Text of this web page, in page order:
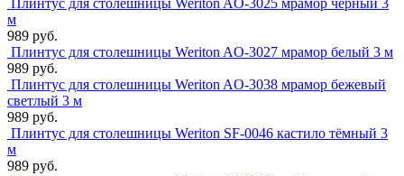
Плинтус для столешницы Weriton AO-3025 мрамор черный 3
м
989 руб.
Плинтус для столешницы Weriton AO-3027 мрамор белый 3 м
989 руб.
Плинтус для столешницы Weriton AO-3038 мрамор бежевый
светлый 3 м
989 руб.
Плинтус для столешницы Weriton SF-0046 кастило тёмный 3
м
989 руб.